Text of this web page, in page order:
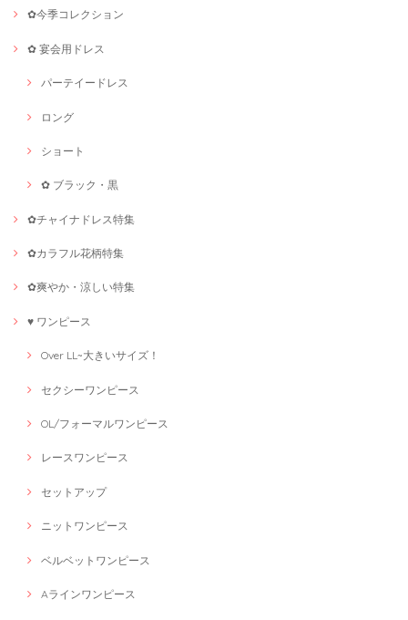
✿今季コレクション
✿ 宴会用ドレス
パーテイードレス
ロング
ショート
✿ ブラック・黒
✿チャイナドレス特集
✿カラフル花柄特集
✿爽やか・涼しい特集
♥ ワンピース
Over LL~大きいサイズ！
セクシーワンピース
OL/フォーマルワンピース
レースワンピース
セットアップ
ニットワンピース
ベルベットワンピース
Aラインワンピース